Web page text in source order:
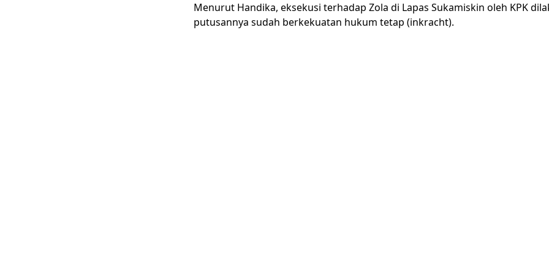
Menurut Handika, eksekusi terhadap Zola di Lapas Sukamiskin oleh KPK
putusannya sudah berkekuatan hukum tetap (inkracht).